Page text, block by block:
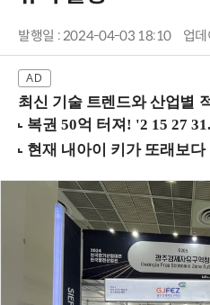
발행일 : 2024-04-03 18:10 업
최신 기술 트렌드와 산업별 적용 사례, 실질